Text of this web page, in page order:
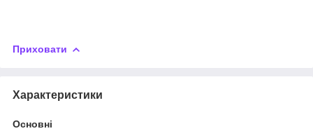
Приховати
Характеристики
Основні